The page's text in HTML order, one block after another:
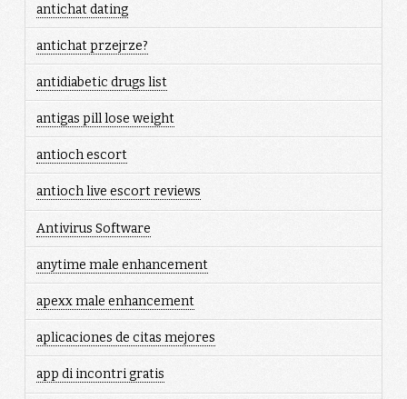
antichat dating
antichat przejrze?
antidiabetic drugs list
antigas pill lose weight
antioch escort
antioch live escort reviews
Antivirus Software
anytime male enhancement
apexx male enhancement
aplicaciones de citas mejores
app di incontri gratis